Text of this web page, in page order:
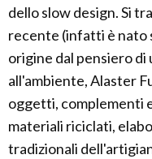
dello slow design. Si
recente (infatti è nato
origine dal pensiero
all'ambiente, Alaster
oggetti, complementi
materiali riciclati,
tradizionali